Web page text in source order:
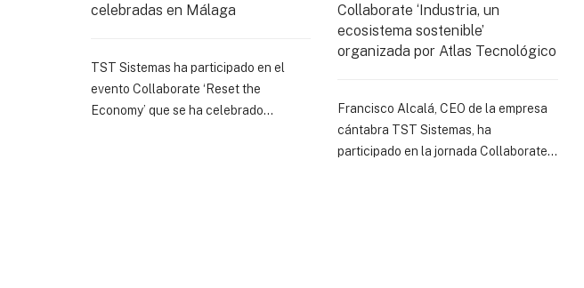
celebradas en Málaga
TST Sistemas ha participado en el
evento Collaborate ‘Reset the
Economy’ que se ha celebrado...
Collaborate ‘Industria, un
ecosistema sostenible’
organizada por Atlas Tecnológico
Francisco Alcalá, CEO de la empresa
cántabra TST Sistemas, ha
participado en la jornada Collaborate...